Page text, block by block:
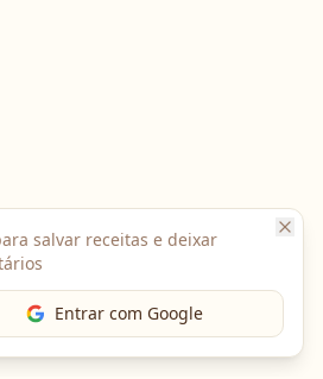
salvar receitas e deixar
Entrar com Google